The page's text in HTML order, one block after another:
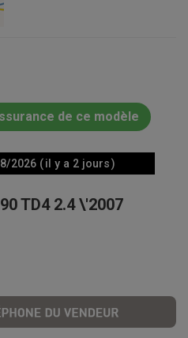
de ce modèle
2026 ( il y a 2 jours )
TD4 2.4 \'2007